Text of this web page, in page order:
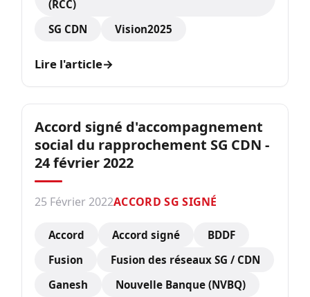
(RCC)
SG CDN
Vision2025
Lire l'article→
Accord signé d'accompagnement
social du rapprochement SG CDN -
24 février 2022
25 Février 2022ACCORD SG SIGNÉ
Accord Accord signé
BDDF
Fusion
Fusion des réseaux SG / CDN
Ganesh
Nouvelle Banque (NVBQ)